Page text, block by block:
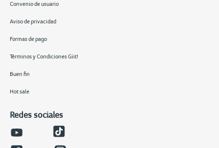
Convenio de usuario
Aviso de privacidad
Formas de pago
Términos y Condiciones Giit!
Buen fin
Hot sale
Redes sociales